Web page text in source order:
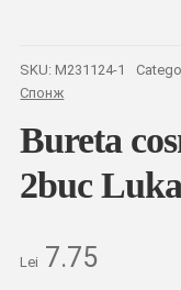
SKU: M231124-1
Спонж
Bureta
2buc
Lei 7.75